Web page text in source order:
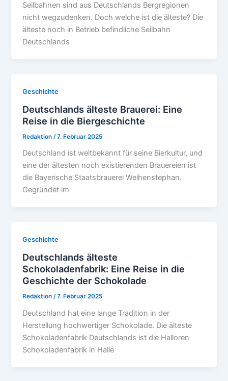
Seilbahnen sind aus Deutschlands Bergregionen
nicht wegzudenken. Doch welche ist die älteste? Die
älteste noch in Betrieb befindliche Seilbahn
Deutschlands
Geschichte
Deutschlands älteste Brauerei: Eine
Reise in die Biergeschichte
Redaktion /7. Februar 2025
Deutschland ist weltbekannt für seine Bierkultur, und
eine der ältesten noch existierenden Brauereien ist
die Bayerische Staatsbrauerei Weihenstephan.
Gegründet im
Geschichte
Deutschlands älteste
Schokoladenfabrik: Eine Reise in die
Geschichte der Schokolade
Redaktion/7. Februar 2025
Deutschland hat eine lange Tradition in der
Herstellung hochwertiger Schokolade. Die älteste
Schokoladenfabrik Deutschlands ist die Halloren
Schokoladenfabrik in Halle